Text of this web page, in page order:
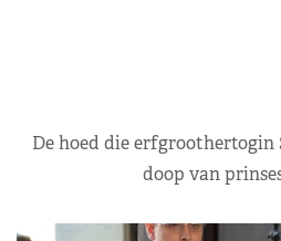
De hoed die erfgroothertogin
doop van